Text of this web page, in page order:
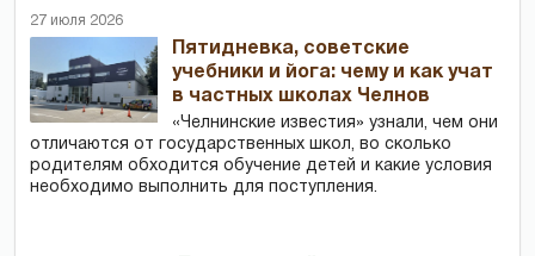
27 июля 2026
Пятидневка, советские
учебники и йога: чему и как учат
в частных школах Челнов
«Челнинские известия» узнали, чем они
отличаются от государственных школ, во сколько
родителям обходится обучение детей и какие условия
необходимо выполнить для поступления.